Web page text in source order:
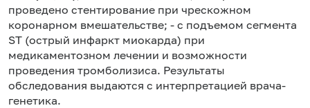
проведено стентирование при чрескожном
коронарном вмешательстве; - с подъемом сегмента
ST (острый инфаркт миокарда) при
медикаментозном лечении и возможности
проведения тромболизиса. Результаты
обследования выдаются с интерпретацией врача-
генетика.